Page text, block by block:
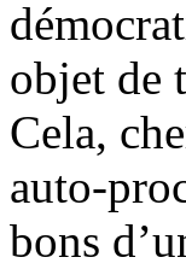
objet de
Cela,
auto-
bons